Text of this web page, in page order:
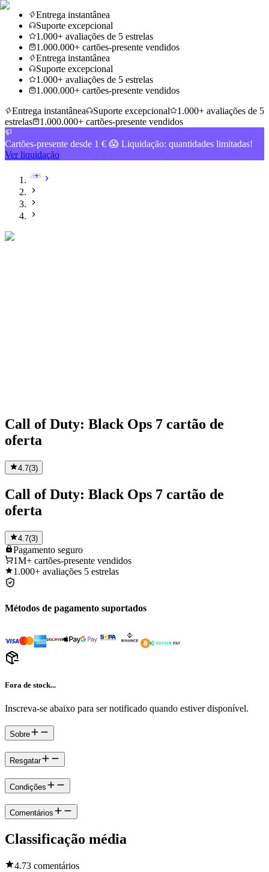
Entrega instantânea
Suporte excepcional
1.000+ avaliações de 5 estrelas
1.000.000+ cartões-presente vendidos
Entrega instantânea
Suporte excepcional
1.000+ avaliações de 5 estrelas
1.000.000+ cartões-presente vendidos
Entrega instantânea
Suporte excepcional
1.000+ avaliações de 5
estrelas
1.000.000+ cartões-presente vendidos
Cartões-presente desde 1 € 😱 Liquidação: quantidades limitadas!
Ver liquidação
Call of Duty: Black Ops 7 cartão de
oferta
4.7(3)
Call of Duty: Black Ops 7 cartão de
oferta
4.7(3)
Pagamento seguro
1M+ cartões-presente vendidos
1.000+ avaliações 5 estrelas
Métodos de pagamento suportados
Fora de stock...
Inscreva-se abaixo para ser notificado quando estiver disponível.
Sobre
Resgatar
Condições
Comentários
Classificação média
4.73 comentários